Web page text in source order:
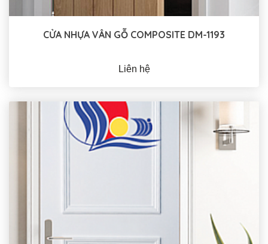
CỬA NHỰA VÂN GỖ COMPOSITE DM-1193
Liên hệ